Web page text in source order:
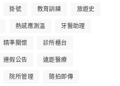
掛號 教育訓練 旅遊史
熱感應測溫 牙醫助理
精準關懷 診所櫃台
連假公告 遠距醫療
院所管理 隨拍即傳